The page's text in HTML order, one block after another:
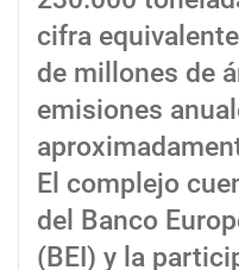
cifra
de millones de
emisiones
El complejo
del Banco
(BEI) y la